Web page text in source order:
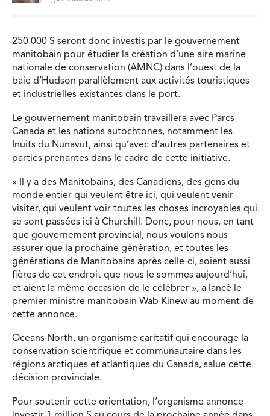
250 000 $ seront donc investis par le gouvernement
manitobain pour étudier la création d’une aire marine
nationale de conservation (AMNC) dans l’ouest de la
baie d’Hudson parallèlement aux activités touristiques
et industrielles existantes dans le port.
Le gouvernement manitobain travaillera avec Parcs
Canada et les nations autochtones, notamment les
Inuits du Nunavut, ainsi qu’avec d’autres partenaires et
parties prenantes dans le cadre de cette initiative.
« Il y a des Manitobains, des Canadiens, des gens du
monde entier qui veulent être ici, qui veulent venir
visiter, qui veulent voir toutes les choses incroyables qui
se sont passées ici à Churchill. Donc, pour nous, en tant
que gouvernement provincial, nous voulons nous
assurer que la prochaine génération, et toutes les
générations de Manitobains après celle-ci, soient aussi
fières de cet endroit que nous le sommes aujourd’hui,
et aient la même occasion de le célébrer », a lancé le
premier ministre manitobain Wab Kinew au moment de
cette annonce.
Oceans North, un organisme caritatif qui encourage la
conservation scientifique et communautaire dans les
régions arctiques et atlantiques du Canada, salue cette
décision provinciale.
Pour soutenir cette orientation, l’organisme annonce